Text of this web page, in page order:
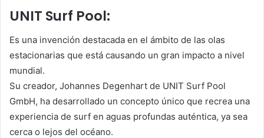
UNIT Surf Pool:
Es una invención destacada en el ámbito de las olas
estacionarias que está causando un gran impacto a nivel
mundial.
Su creador, Johannes Degenhart de UNIT Surf Pool
GmbH, ha desarrollado un concepto único que recrea una
experiencia de surf en aguas profundas auténtica, ya sea
cerca o lejos del océano.